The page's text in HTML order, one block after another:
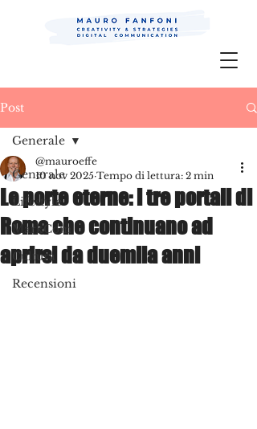
Mauro Fanfoni MarkCom; Editor;
Post
Generale
Lifestyle
MarkCom
Cultura
Recensioni
Generale
Le porte eterne: i tre portali di
Roma che continuano ad
aprirsi da duemila anni
@mauroeffe
10 nov 2025 Tempo di lettura: 2 min